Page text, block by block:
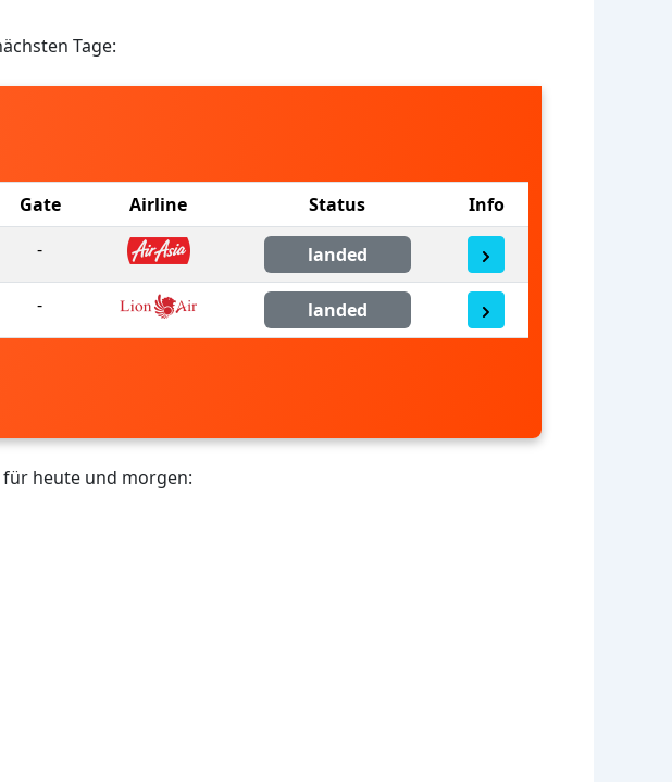
Tage:
Gate Airline Status
Info
- landed
- landed
für heute und morgen: